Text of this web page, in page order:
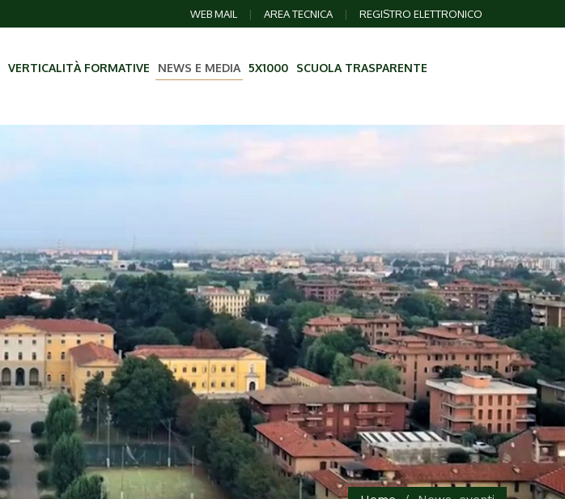
WEB MAIL | AREA TECNICA | REGISTRO ELETTRONICO
VERTICALITÀ FORMATIVE NEWS E MEDIA 5X1000 SCUOLA TRASPARENTE